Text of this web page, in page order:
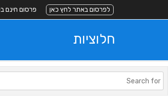
לפרסום באתר לחץ כאן פרסום חינם
חלוציות